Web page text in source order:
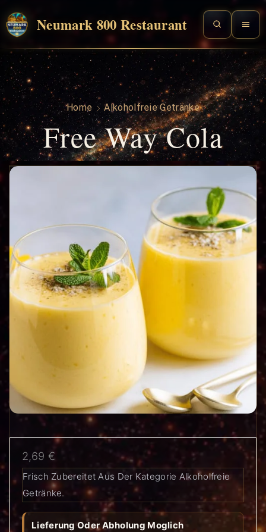
Neumark 800 Restaurant
Home Alkoholfreie Getränke
Free Way Cola
2,69 €
Frisch Zubereitet Aus Der Kategorie Alkoholfreie
Getränke.
Lieferung Oder Abholung Moglich